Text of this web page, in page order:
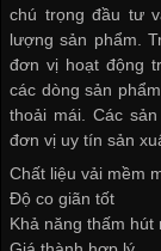
chú trọng đầu tư
lượng sản phẩm.
đơn vị hoạt động
các dòng sản
thoải mái. Các
đơn vị uy tín sản
Chất liệu vải mềm
Độ co giãn tốt
Khả năng thấm hút